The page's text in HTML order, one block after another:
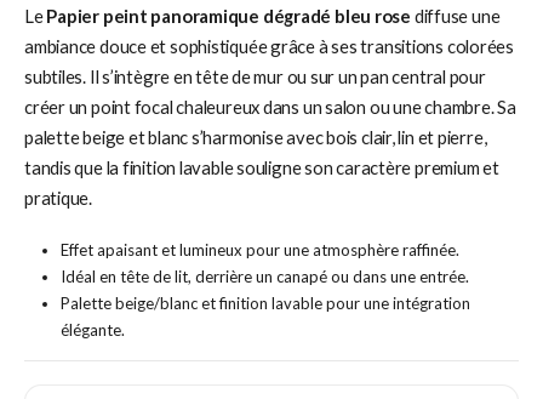
LePapier peint panoramique dégradé bleu rose diffuse une
ambiance douce et sophistiquée grâce à ses transitions colorées
subtiles. Il s’intègre en tête de mur ou sur un pan central pour
créer un point focal chaleureux dans un salon ou une chambre. Sa
palette beige et blanc s’harmonise avec bois clair, lin et pierre,
tandis que la finition lavable souligne son caractère premium et
pratique.
Effet apaisant et lumineux pour une atmosphère raffinée.
Idéal en tête de lit, derrière un canapé ou dans une entrée.
Palette beige/blanc et finition lavable pour une intégration
élégante.